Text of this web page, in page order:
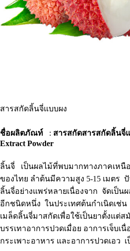
สารสกัดลิ้นจี่แบบผง
ชื่อผลิตภัณท์ : สารสกัดสารสกัดลิ้นจี่
Extract Powder
ลิ้นจี่ เป็นผลไม้ที่พบมากทางภาคเหนื
ของไทย ลำต้นมีความสูง 5-15 เมตร
ลิ้นจี่อย่างแพร่หลายเนื่องจาก จัดเป็น
อีกชนิดหนึ่ง ในประเทศต้นกำเนิดเช่
เมล็ดลิ้นจี่มาสกัดเพื่อใช้เป็นยาตั้งแต่ส
บรรเทาอาการปวดเมื่อย อาการเจ็บเ
กระเพาะอาหาร และอาการปวดเอว